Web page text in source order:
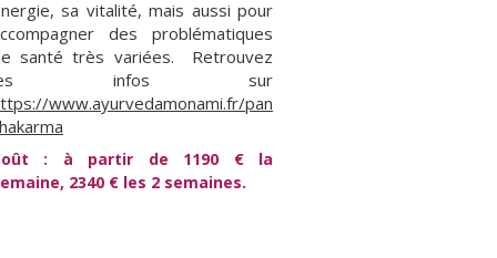
sa vitalité, mais aussi pour
des problématiques
santé très variées. Retrouvez
infos sur
www.ayurvedamonami.fr/pan
: à partir de 1190 € la
2340 € les 2 semaines.